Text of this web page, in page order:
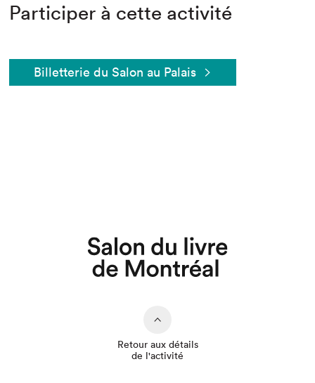
Participer à cette activité
Billetterie du Salon au Palais
Retour aux détails
de l'activité